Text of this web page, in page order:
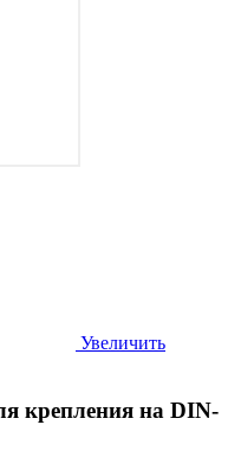
Увеличить
крепления на DIN-